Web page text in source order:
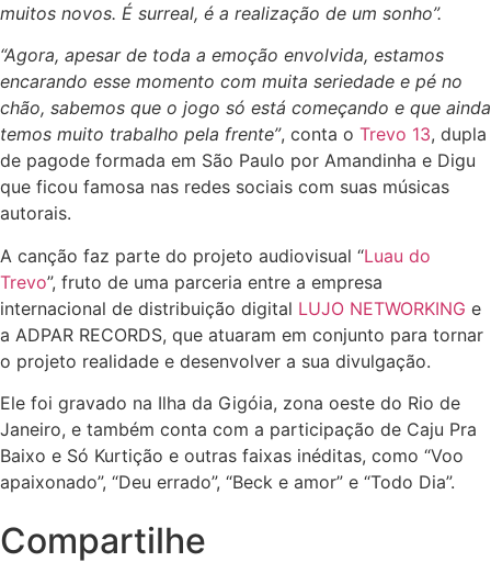
muitos novos. É surreal, é a realização de um sonho”.
“Agora, apesar de toda a emoção envolvida, estamos
encarando esse momento com muita seriedade e pé no
chão, sabemos que o jogo só está começando e que ainda
temos muito trabalho pela frente”, conta o Trevo 13, dupla
de pagode formada em São Paulo por Amandinha e Digu
que ficou famosa nas redes sociais com suas músicas
autorais.
A canção faz parte do projeto audiovisual “Luau do
Trevo”, fruto de uma parceria entre a empresa
internacional de distribuição digital LUJO NETWORKING e
a ADPAR RECORDS, que atuaram em conjunto para tornar
o projeto realidade e desenvolver a sua divulgação.
Ele foi gravado na Ilha da Gigóia, zona oeste do Rio de
Janeiro, e também conta com a participação de Caju Pra
Baixo e Só Kurtição e outras faixas inéditas, como “Voo
apaixonado”, “Deu errado”, “Beck e amor” e “Todo Dia”.
Compartilhe